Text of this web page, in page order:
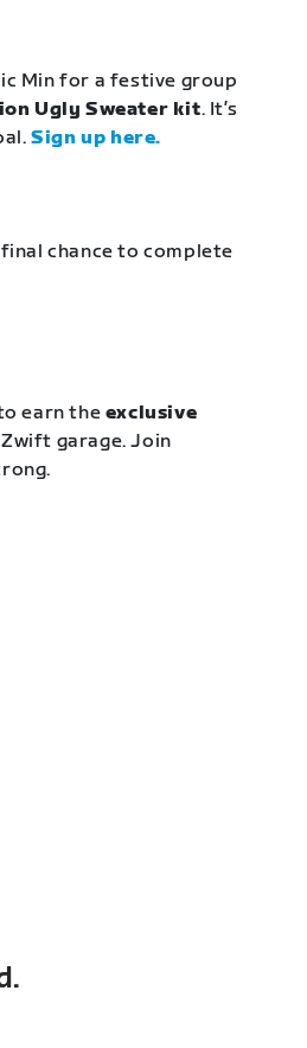
Min for a festive group
Ugly Sweater kit. It’s
Sign up here.
chance to complete
earn the exclusive
garage. Join